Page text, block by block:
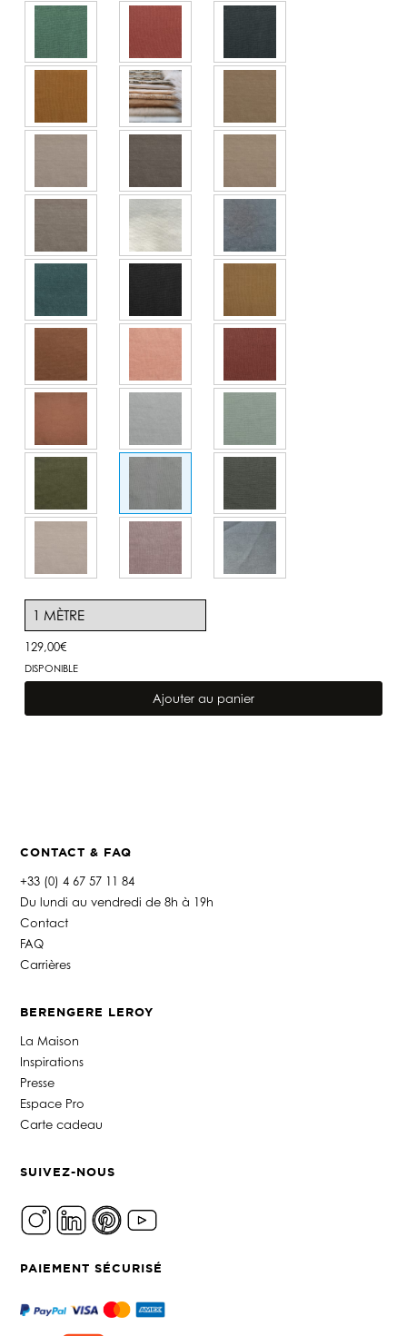
129,00€
DISPONIBLE
quantité
Ajouter au panier
CONTACT & FAQ
+33 (0) 4 67 57 11 84
Du lundi au vendredi de 8h à 19h
Contact
FAQ
Carrières
BERENGERE LEROY
La Maison
Inspirations
Presse
Espace Pro
Carte cadeau
SUIVEZ-NOUS
PAIEMENT SÉCURISÉ